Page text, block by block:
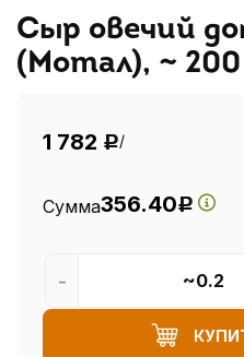
Сыр овечий
(Мотал), ~ 200
1 782 Р/
Сумма356.40Р
-